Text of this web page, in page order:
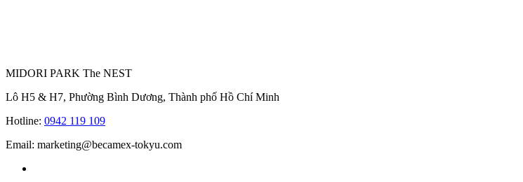
MIDORI PARK The NEST
Lô H5 & H7, Phường Bình Dương, Thành phố Hồ Chí Minh
Hotline: 0942 119 109
Email: marketing@becamex-tokyu.com